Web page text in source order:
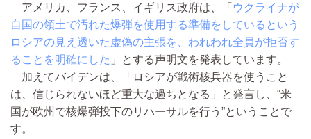
アメリカ、フランス、イギリス政府は、「 ウクライナが
自国の領土で汚れた爆弾を使用する準備をしているという
ロシアの見え透いた虚偽の主張を、われわれ全員が拒否す
ることを明確にした 」とする声明文を発表しています。
加えてバイデンは、「ロシアが戦術核兵器を使うこと
は、信じられないほど重大な過ちとなる」と発言し、“米
国が欧州で核爆弾投下のリハーサルを行う”ということで
す。